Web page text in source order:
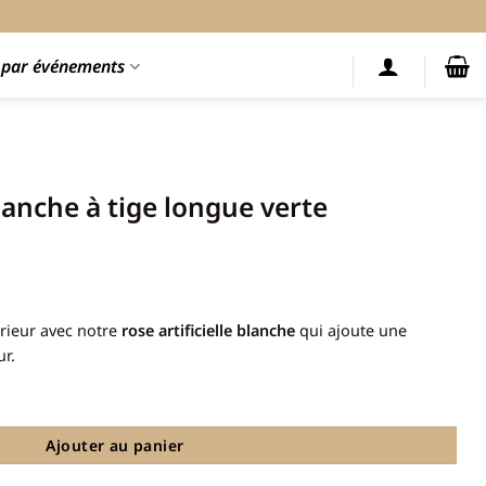
événements
à tige longue verte
Ajouter au panier
avec notre rose artificielle blanche qui ajoute une